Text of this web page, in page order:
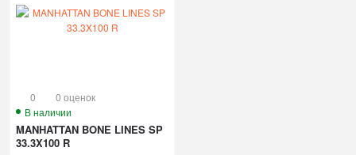
0
0 оценок
В наличии
MANHATTAN BONE LINES SP
33.3X100 R